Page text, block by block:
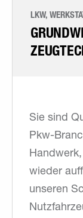
LKW,
Sie sind
Pkw-
wieder
unseren